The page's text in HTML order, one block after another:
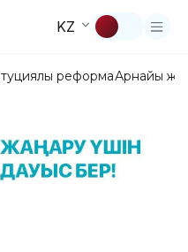
KZ
реформаАрнайы